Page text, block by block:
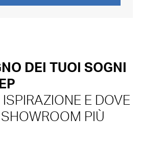
DEI TUOI SOGNI
E DOVE
PIÙ